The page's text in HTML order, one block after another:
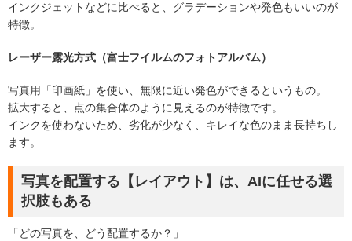
インクジェットなどに比べると、グラデーションや発色もいいのが
特徴。
レーザー露光方式（富士フイルムのフォトアルバム）
写真用「印画紙」を使い、無限に近い発色ができるというもの。
拡大すると、点の集合体のように見えるのが特徴です。
インクを使わないため、劣化が少なく、キレイな色のまま長持ちし
ます。
写真を配置する【レイアウト】は、AIに任せる選
択肢もある
「どの写真を、どう配置するか？」